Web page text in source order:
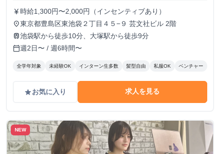
の長期・有給インターンシップ
currency_yen 時給1,300円〜2,000円（インセンティブあり）
place東京都豊島区東池袋２丁目４５−９ 芸文社ビル 2階
train池袋駅から徒歩10分、大塚駅から徒歩9分
calendar_today週2日〜 / 週6時間〜
全学年対象 未経験OK インターン生多数 髪型自由 私服OK ベンチャー
gradeお気に入り 求人を見る
NEW